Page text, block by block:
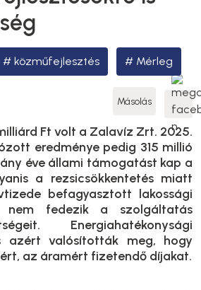
közműfejlesztés Mérleg
Másolás
Ft volt a Zalavíz Zrt. 2025.
eredménye pedig 315 millió
éve állami támogatást kap a
a rezsicsökkentetés miatt
befagyasztott lakossági
nem fedezik a szolgáltatás
Energiahatékonysági
azért valósították meg, hogy
az áramért fizetendő díjakat.